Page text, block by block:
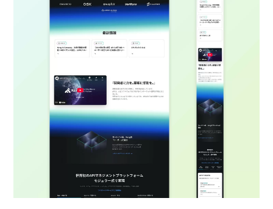
理解しやすいコード」を書くための実践
ポイント
2026/06/30
AWS Certified Solutions Architect –
Associate（SAA-C03）合格体験記